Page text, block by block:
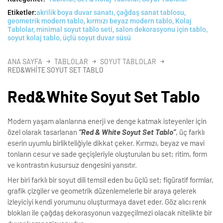
Etiketler:akrilik boya duvar sanatı,çağdaş sanat tablosu,
geometrik modern tablo, kırmızı beyaz modern tablo, Kolaj
Tablolar, minimal soyut tablo seti,salon dekorasyonu için tablo,
soyut kolaj tablo,üçlü soyut duvar süsü
ANA SAYFA TABLOLAR
SOYUT TABLOLAR
RED&WHITE SOYUT SET TABLO
Red&White Soyut Set Tablo
Modern yaşam alanlarına enerji ve denge katmak isteyenler için
özel olarak tasarlanan “Red & White Soyut Set Tablo”, üç farklı
eserin uyumlu birlikteliğiyle dikkat çeker. Kırmızı, beyaz ve mavi
tonların cesur ve sade geçişleriyle oluşturulan bu set; ritim, form
ve kontrastın kusursuz dengesini yansıtır.
Her biri farklı bir soyut dili temsil eden bu üçlü set; figüratif formlar,
grafik çizgiler ve geometrik düzenlemelerle bir araya gelerek
izleyiciyi kendi yorumunu oluşturmaya davet eder. Göz alıcı renk
blokları ile çağdaş dekorasyonun vazgeçilmezi olacak nitelikte bir